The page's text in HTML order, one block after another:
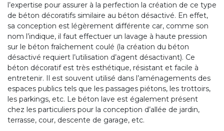
l’expertise pour assurer à la perfection la création de ce type
de béton décoratifs similaire au béton désactivé. En effet,
sa conception est légèrement différente car, comme son
nom l’indique, il faut effectuer un lavage à haute pression
sur le béton fraîchement coulé (la création du béton
désactivé requiert l’utilisation d’agent désactivant). Ce
béton décoratif est très esthétique, résistant et facile à
entretenir. Il est souvent utilisé dans l’aménagements des
espaces publics tels que les passages piétons, les trottoirs,
les parkings, etc. Le béton lave est également présent
chez les particuliers pour la conception d’allée de jardin,
terrasse, cour, descente de garage, etc.